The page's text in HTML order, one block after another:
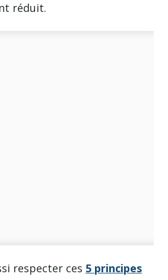
réduit.
respecter ces 5 principes